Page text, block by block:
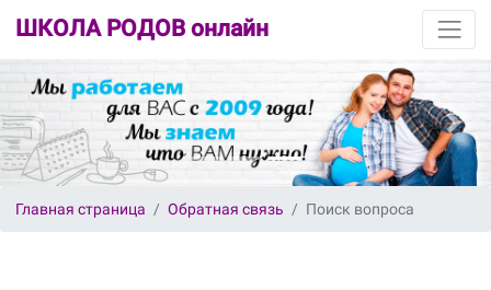
ШКОЛА РОДОВ онлайн
Главная страница Обратная связь Поиск вопроса